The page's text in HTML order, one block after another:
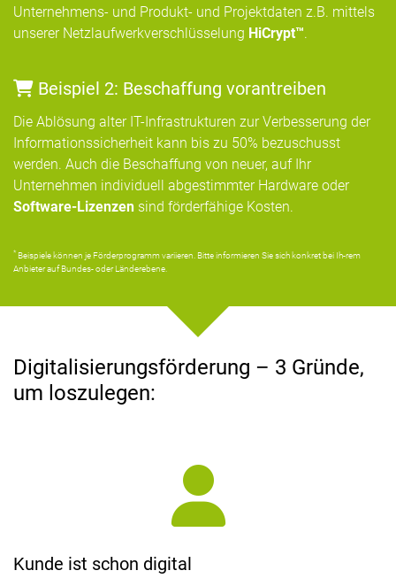
Unternehmens- und Produkt- und Projektdaten z.B. mittels
unserer Netzlaufwerkverschlüsselung HiCrypt™.
Beispiel 2: Beschaffung vorantreiben
Die Ablösung alter IT-Infrastrukturen zur Verbesserung der
Informationssicherheit kann bis zu 50% bezuschusst
werden. Auch die Beschaffung von neuer, auf Ihr
Unternehmen individuell abgestimmter Hardware oder
Software-Lizenzen sind förderfähige Kosten.
* Beispiele können je Förderprogramm variieren. Bitte informieren Sie sich konkret bei Ih-rem
Anbieter auf Bundes- oder Länderebene.
Digitalisierungsförderung – 3 Gründe,
um loszulegen:
Kunde ist schon digital